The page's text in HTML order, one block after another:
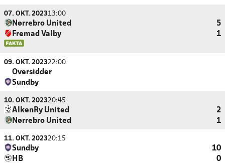
07. OKT. 202313:00
Nørrebro United
5
Fremad Valby
1
09. OKT. 202322:00
Oversidder
Sundby
10. OKT. 202320:45
AlkenRy United
2
Nørrebro United
1
11. OKT. 202320:15
Sundby
10
HB
0